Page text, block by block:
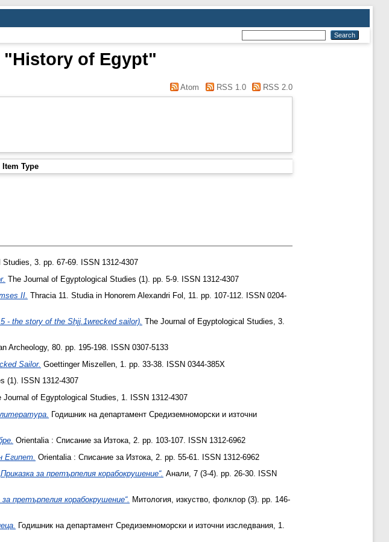
"History of Egypt"
Atom RSS 1.0 RSS 2.0
Item Type
3. pp. 67-69. ISSN 1312-4307
The Journal of Egyptological Studies (1). pp. 5-9. ISSN 1312-4307
II. Thracia 11. Studia in Honorem Alexandri Fol, 11. pp. 107-112. ISSN 0204-
- the story of thе Shjj.1wrecked sailor). The Journal of Egyptological Studies, 3.
Archeology, 80. pp. 195-198. ISSN 0307-5133
Sailor. Goettinger Miszellen, 1. pp. 33-38. ISSN 0344-385X
(1). ISSN 1312-4307
Journal of Egyptological Studies, 1. ISSN 1312-4307
Годишник на департамент Средиземноморски и източни
Orientalia : Списание за Изтока, 2. pp. 103-107. ISSN 1312-6962
Египет. Orientalia : Списание за Изтока, 2. pp. 55-61. ISSN 1312-6962
за претърпелия корабокрушение“. Анали, 7 (3-4). pp. 26-30. ISSN
претърпелия корабокрушение“. Митология, изкуство, фолклор (3). pp. 146-
Годишник на департамент Средиземноморски и източни изследвания, 1.